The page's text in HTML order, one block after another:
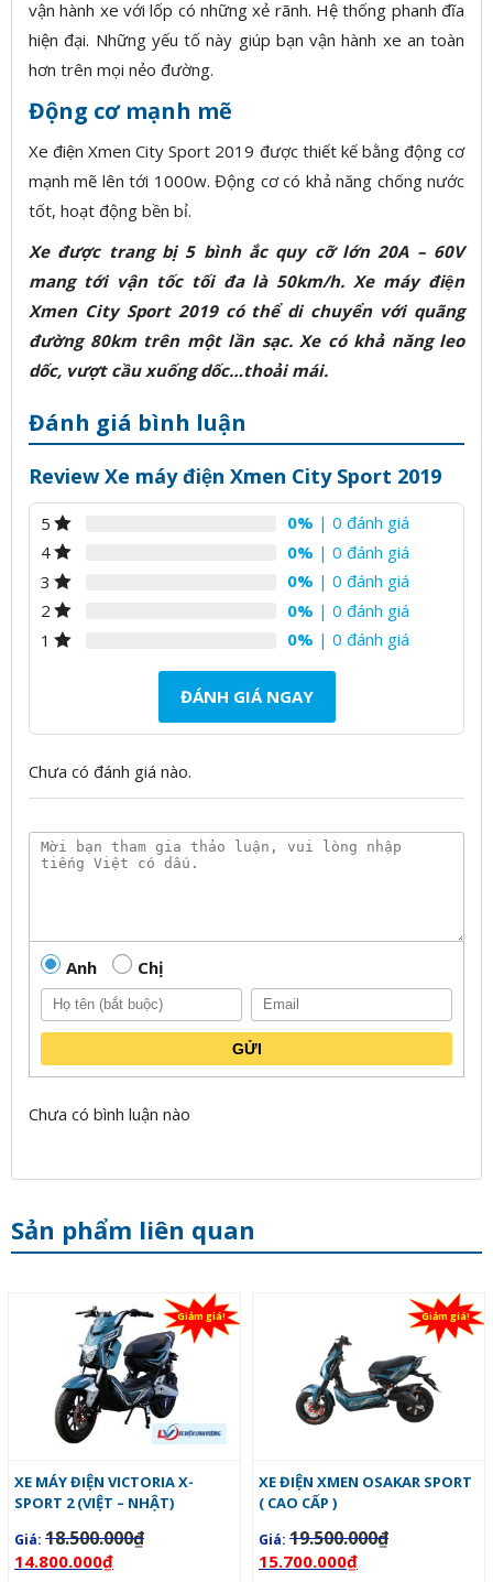
vận hành xe với lốp có những xẻ rãnh. Hệ thống phanh đĩa
hiện đại. Những yếu tố này giúp bạn vận hành xe an toàn
hơn trên mọi nẻo đường.
Động cơ mạnh mẽ
Xe điện Xmen City Sport 2019 được thiết kế bằng động cơ
mạnh mẽ lên tới 1000w. Động cơ có khả năng chống nước
tốt, hoạt động bền bỉ.
Xe được trang bị 5 bình ắc quy cỡ lớn 20A – 60V
mang tới vận tốc tối đa là 50km/h. Xe máy điện
Xmen City Sport 2019 có thể di chuyển với quãng
đường 80km trên một lần sạc. Xe có khả năng leo
dốc, vượt cầu xuống dốc…thoải mái.
Đánh giá bình luận
Review Xe máy điện Xmen City Sport 2019
5 0% | 0 đánh giá
4
0% | 0 đánh giá
3
0% | 0 đánh giá
2
0% | 0 đánh giá
1
0% | 0 đánh giá
ĐÁNH GIÁ NGAY
Chưa có đánh giá nào.
Anh Chị
GỬI
Chưa có bình luận nào
Sản phẩm liên quan
Giảm giá!
XE MÁY ĐIỆN VICTORIA X-
SPORT 2 (VIỆT – NHẬT)
Giá: 18.500.000₫
14.800.000₫
Giảm giá!
XE ĐIỆN XMEN OSAKAR SPORT
( CAO CẤP )
Giá: 19.500.000₫
15.700.000₫